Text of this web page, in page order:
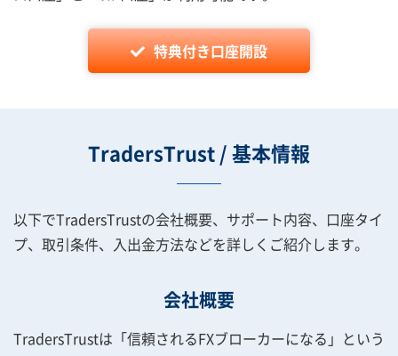
特典付き口座開設
TradersTrust / 基本情報
以下でTradersTrustの会社概要、サポート内容、口座タイ
プ、取引条件、入出金方法などを詳しくご紹介します。
会社概要
TradersTrustは「信頼されるFXブローカーになる」という